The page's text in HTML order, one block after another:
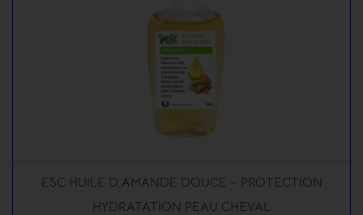
ESC HUILE D,AMANDE DOUCE – PROTECTION
HYDRATATION PEAU CHEVAL